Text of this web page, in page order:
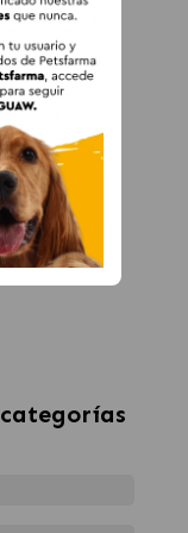
categorías